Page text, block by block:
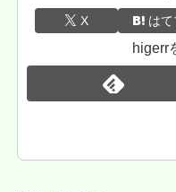
X はて
higerr